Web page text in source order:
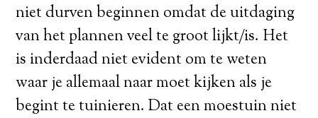
niet durven beginnen omdat de uitdaging
van het plannen veel te groot lijkt/is. Het
is inderdaad niet evident om te weten
waar je allemaal naar moet kijken als je
begint te tuinieren. Dat een moestuin niet